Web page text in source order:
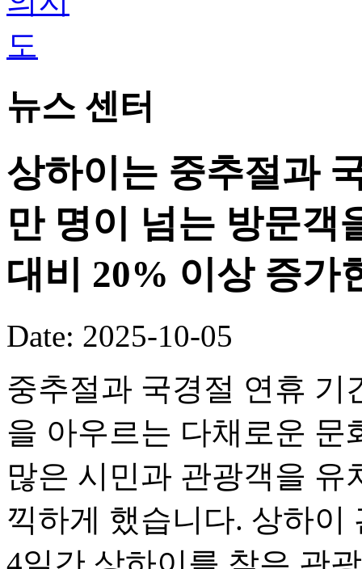
뉴스 센터
상하이는 중추절과
만 명이 넘는 방문객
대비 20% 이상 증가
Date: 2025-10-05
중추절과 국경절 연휴 기
을 아우르는 다채로운 문
많은 시민과 관광객을
끽하게 했습니다. 상하이